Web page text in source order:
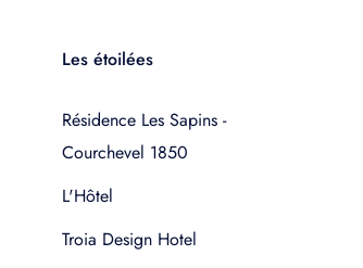
Les étoilées
Résidence Les Sapins -
Courchevel 1850
L'Hôtel
Troia Design Hotel